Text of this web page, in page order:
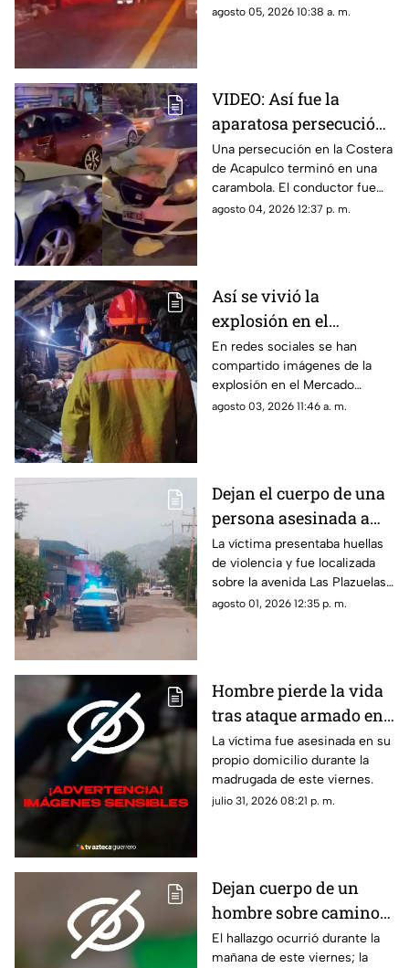
comunidad de El Naranjo.
agosto 05, 2026 10:38 a. m.
VIDEO: Así fue la
aparatosa persecución
que terminó en
carambola en la
Costera de Acapulco
Una persecución en la Costera
de Acapulco terminó en una
carambola. El conductor fue
detenido y reportan personas
agosto 04, 2026 12:37 p. m.
Así se vivió la
explosión en el
Mercado Central de
Acapulco que dejó
varios locales
afectados
En redes sociales se han
compartido imágenes de la
explosión en el Mercado
Central de Acapulco que dejó
agosto 03, 2026 11:46 a. m.
Dejan el cuerpo de una
persona asesinada a
balazos en la Sabana
La víctima presentaba huellas
de violencia y fue localizada
sobre la avenida Las Plazuelas
durante la madrugada.
agosto 01, 2026 12:35 p. m.
Hombre pierde la vida
tras ataque armado en
suburbio de Acapulco
La víctima fue asesinada en su
propio domicilio durante la
madrugada de este viernes.
julio 31, 2026 08:21 p. m.
Dejan cuerpo de un
hombre sobre camino
de terracería en Iguala
El hallazgo ocurrió durante la
mañana de este viernes; la